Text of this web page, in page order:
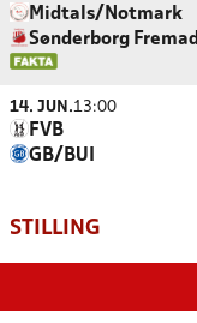
Midtals/Notmark
Sønderborg Fremad
14. JUN.13:00
FVB
GB/BUI
STILLING